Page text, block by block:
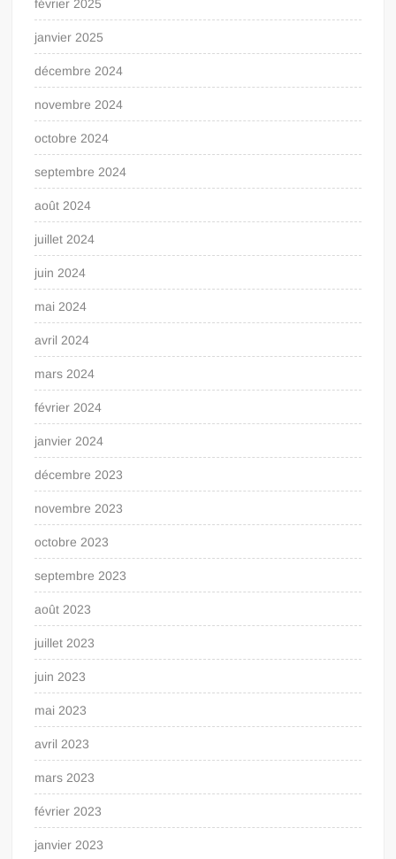
février 2025
janvier 2025
décembre 2024
novembre 2024
octobre 2024
septembre 2024
août 2024
juillet 2024
juin 2024
mai 2024
avril 2024
mars 2024
février 2024
janvier 2024
décembre 2023
novembre 2023
octobre 2023
septembre 2023
août 2023
juillet 2023
juin 2023
mai 2023
avril 2023
mars 2023
février 2023
janvier 2023